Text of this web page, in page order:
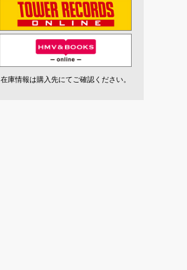
在庫情報は購入先にてご確認ください。